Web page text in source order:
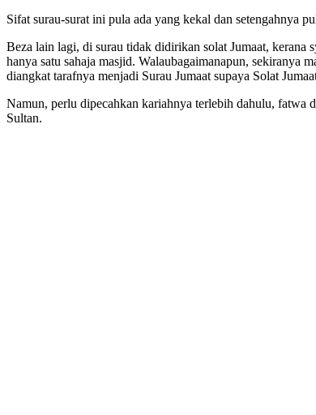
Sifat surau-surat ini pula ada yang kekal dan setengahnya
Beza lain lagi, di surau tidak didirikan solat Jumaat, kerana
hanya satu sahaja masjid. Walaubagaimanapun, sekiranya
diangkat tarafnya menjadi Surau Jumaat supaya Solat
Namun, perlu dipecahkan kariahnya terlebih dahulu, fatwa
Sultan.